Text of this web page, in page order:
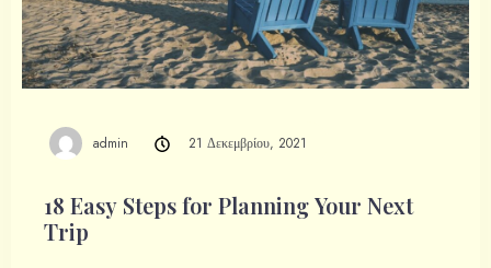
admin 21 Δεκεμβρίου, 2021
18 Easy Steps for Planning Your Next
Trip